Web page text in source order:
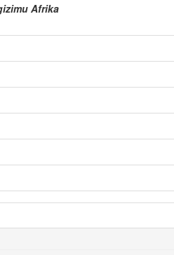
Afrika